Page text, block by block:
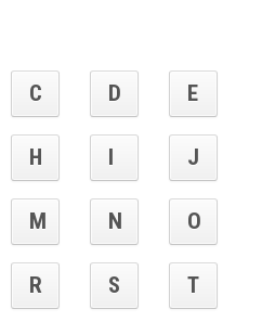
C D E
H I J
M N O
R S T